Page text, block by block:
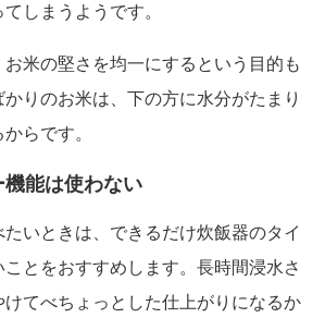
しまうようです。
お米の堅さを均一にするという目的も
りのお米は、下の方に水分がたまり
らです。
能は使わない
いときは、できるだけ炊飯器のタイ
とをおすすめします。長時間浸水さ
てべちょっとした仕上がりになるか